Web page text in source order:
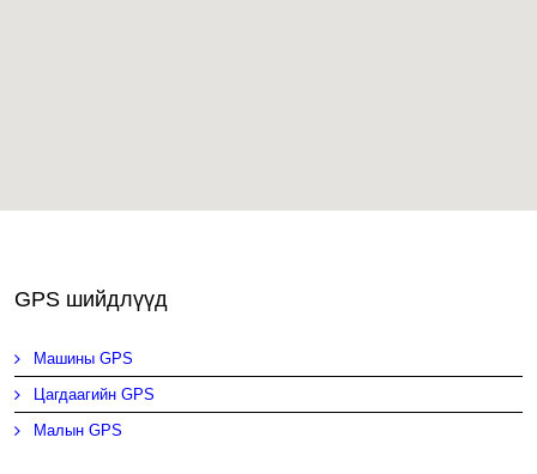
GPS шийдлүүд
Машины GPS
Цагдаагийн GPS
Малын GPS